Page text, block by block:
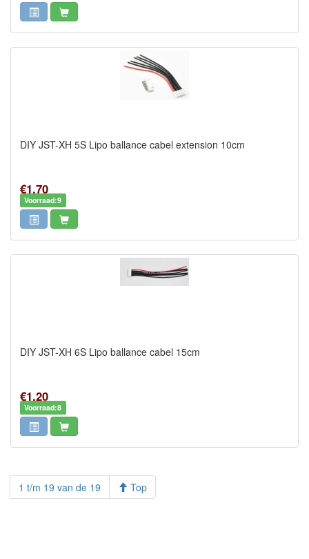
DIY JST-XH 5S Lipo ballance cabel extension 10cm
€1,70
Voorraad:9
DIY JST-XH 6S Lipo ballance cabel 15cm
€1,20
Voorraad:8
1 t/m 19 van de 19 Top